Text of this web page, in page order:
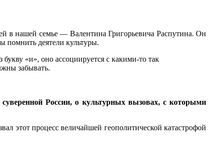
в нашей семье — Валентина Григорьевича Распутина. Он
помнить деятели культуры.
«и», оно ассоциируется с какими-то так
забывать.
России, о культурных вызовах, с которыми
этот процесс величайшей геополитической катастрофой